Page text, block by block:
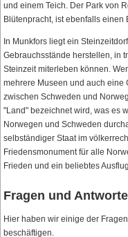
und einem Teich. Der Park von
Blütenpracht, ist ebenfalls einen
In Munkfors liegt ein
Gebrauchsstände herstellen, in
Steinzeit miterleben können.
mehrere Museen und auch eine
zwischen Schweden und
"Land" bezeichnet wird, was es
Norwegen und Schweden
selbständiger Staat im
Friedensmonument für alle
Frieden und ein beliebtes
Fragen und
Hier haben wir einige der
beschäftigen.